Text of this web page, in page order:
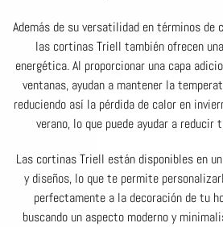
Además de su versatilidad en términos de
las cortinas Triell también ofrecen
energética. Al proporcionar una capa
ventanas, ayudan a mantener la
reduciendo así la pérdida de calor en
verano, lo que puede ayudar a reducir
Las cortinas Triell están disponibles en
y diseños, lo que te permite
perfectamente a la decoración de tu
buscando un aspecto moderno y